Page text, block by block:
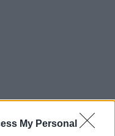
My Personal